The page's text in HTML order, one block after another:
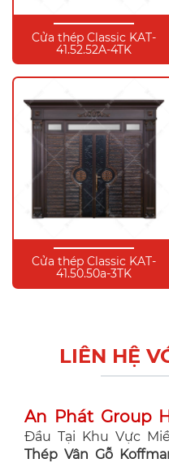
Cửa thép Classic KAT-
41.52.52A-4TK
Cửa thép Classic KAT-
41.50.50a-3TK
LIÊN HỆ
An Phát Group
Đầu Tại Khu Vực
Thép Vân Gỗ